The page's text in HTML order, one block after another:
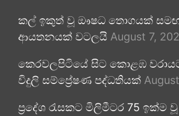
කල් ඉකුත් වූ ඖෂධ තොගයක් සමඟ
ආයතනයක් වටලයි August 7,
කෙරවලපිටියේ සිට කොළඹ
විදුලි සම්ප්‍රේෂණ පද්ධතියක්
ප්‍රදේශ රැසකට මිලිමීටර 75 ඉක්ම